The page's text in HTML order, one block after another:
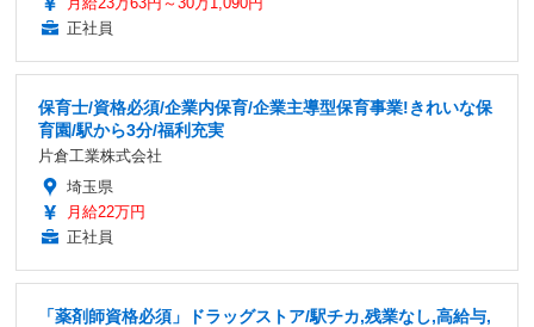
正社員
保育士/資格必須/企業内保育/企業主導型保育事業!きれいな保
育園/駅から3分/福利充実
片倉工業株式会社
埼玉県
月給22万円
正社員
「薬剤師資格必須」ドラッグストア/駅チカ,残業なし,高給与,